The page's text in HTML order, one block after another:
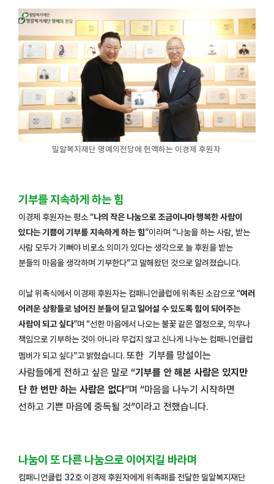
밀알복지재단 명예의전당에 헌액하는 이경제 후원자
기부를 지속하게 하는 힘
이경제 후원자는 평소 “나의 작은 나눔으로 조금이나마 행복한 사람이
있다는 기쁨이 기부를 지속하게 하는 힘”이라며 “나눔을 하는 사람, 받는
사람 모두가 기뻐야 비로소 의미가 있다는 생각으로 늘 후원을 받는
분들의 마음을 생각하며 기부한다”고 말해왔던 것으로 알려졌습니다.
이날 위촉식에서 이경제 후원자는 컴패니언클럽에 위촉된 소감으로 “여러
어려운 상황들로 넘어진 분들이 딛고 일어설 수 있도록 힘이 되어주는
사람이 되고 싶다”며 “선한 마음에서 나오는 불꽃 같은 열정으로, 의무나
책임으로 기부하는 것이 아니라 무겁지 않고 신나게 나누는 컴패니언클럽
멤버가 되고 싶다”고 밝혔습니다. 또한 기부를 망설이는
사람들에게 전하고 싶은 말로 “기부를 안 해본 사람은 있지만
단 한 번만 하는 사람은 없다”며 “마음을 나누기 시작하면
선하고 기쁜 마음에 중독될 것”이라고 전했습니다.
나눔이 또 다른 나눔으로 이어지길 바라며
컴패니언클럽 32호 이경제 후원자에게 위촉패를 전달한 밀알복지재단